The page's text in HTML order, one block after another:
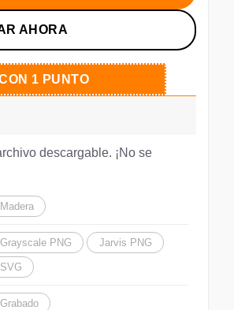
AHORA
1 PUNTO
descargable. ¡No se
Madera
Grayscale PNG Jarvis PNG
SVG
Grabado